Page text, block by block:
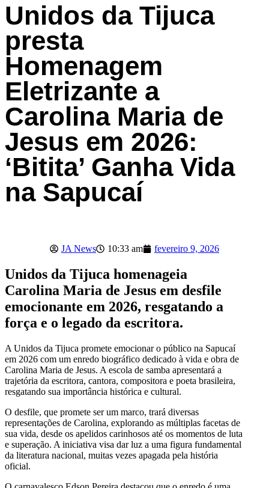
Unidos da Tijuca
presta
Homenagem
Eletrizante a
Carolina Maria de
Jesus em 2026:
‘Bitita’ Ganha Vida
na Sapucaí
JA News 10:33 am fevereiro 9, 2026
Unidos da Tijuca homenageia
Carolina Maria de Jesus em desfile
emocionante em 2026, resgatando a
força e o legado da escritora.
A Unidos da Tijuca promete emocionar o público na Sapucaí
em 2026 com um enredo biográfico dedicado à vida e obra de
Carolina Maria de Jesus. A escola de samba apresentará a
trajetória da escritora, cantora, compositora e poeta brasileira,
resgatando sua importância histórica e cultural.
O desfile, que promete ser um marco, trará diversas
representações de Carolina, explorando as múltiplas facetas de
sua vida, desde os apelidos carinhosos até os momentos de luta
e superação. A iniciativa visa dar luz a uma figura fundamental
da literatura nacional, muitas vezes apagada pela história
oficial.